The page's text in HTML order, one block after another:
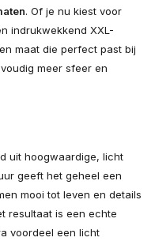
. Of je nu kiest voor
indrukwekkend XXL-
maat die perfect past bij
meer sfeer en
uit hoogwaardige, licht
geeft het geheel een
mooi tot leven en details
resultaat is een echte
voordeel een licht